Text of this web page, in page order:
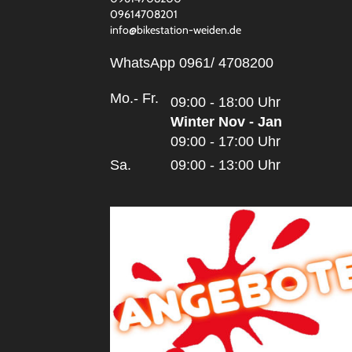
09614708201
info@bikestation-weiden.de
WhatsApp 0961/ 4708200
Mo.- Fr. 09:00 - 18:00 Uhr
Winter Nov - Jan
09:00 - 17:00 Uhr
Sa.
09:00 - 13:00 Uhr